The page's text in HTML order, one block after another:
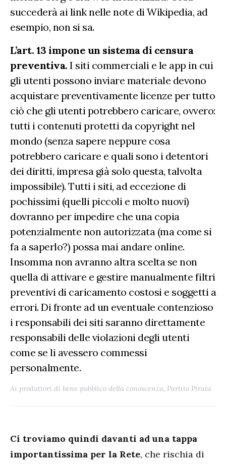
succederà ai link nelle note di Wikipedia, ad
esempio, non si sa.
L’art. 13 impone un sistema di censura
preventiva. I siti commerciali e le app in cui
gli utenti possono inviare materiale devono
acquistare preventivamente licenze per tutto
ciò che gli utenti potrebbero caricare, ovvero:
tutti i contenuti protetti da copyright nel
mondo (senza sapere neppure cosa
potrebbero caricare e quali sono i detentori
dei diritti, impresa già solo questa, talvolta
impossibile). Tutti i siti, ad eccezione di
pochissimi (quelli piccoli e molto nuovi)
dovranno per impedire che una copia
potenzialmente non autorizzata (ma come si
fa a saperlo?) possa mai andare online.
Insomma non avranno altra scelta se non
quella di attivare e gestire manualmente filtri
preventivi di caricamento costosi e soggetti a
errori. Di fronte ad un eventuale contenzioso
i responsabili dei siti saranno direttamente
responsabili delle violazioni degli utenti
come se li avessero commessi
personalmente.
Ai produttori di bene pubblico della conoscenza, Partito Pirata
Ci troviamo quindi davanti ad una tappa
importantissima per la Rete, che rischia di